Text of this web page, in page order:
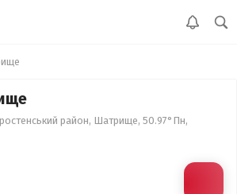
район, Шатрище, 50.97°Пн,